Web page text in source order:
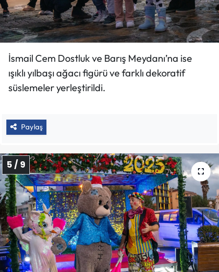
İsmail Cem Dostluk ve Barış Meydanı’na ise
ışıklı yılbaşı ağacı figürü ve farklı dekoratif
süslemeler yerleştirildi.
Paylaş
5 / 9